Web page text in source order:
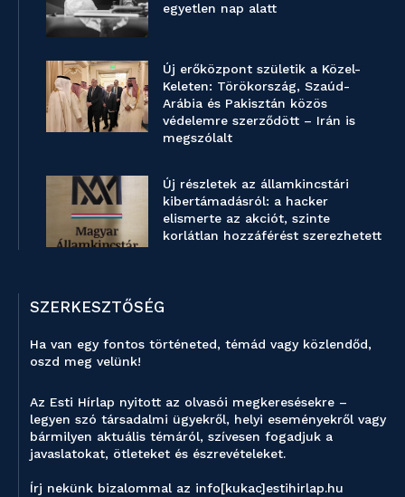
egyetlen nap alatt
Új erőközpont születik a Közel-
Keleten: Törökország, Szaúd-
Arábia és Pakisztán közös
védelemre szerződött – Irán is
megszólalt
Új részletek az államkincstári
kibertámadásról: a hacker
elismerte az akciót, szinte
korlátlan hozzáférést szerezhetett
SZERKESZTŐSÉG
Ha van egy fontos történeted, témád vagy közlendőd,
oszd meg velünk!
Az Esti Hírlap nyitott az olvasói megkeresésekre –
legyen szó társadalmi ügyekről, helyi eseményekről vagy
bármilyen aktuális témáról, szívesen fogadjuk a
javaslatokat, ötleteket és észrevételeket.
Írj nekünk bizalommal az info[kukac]estihirlap.hu